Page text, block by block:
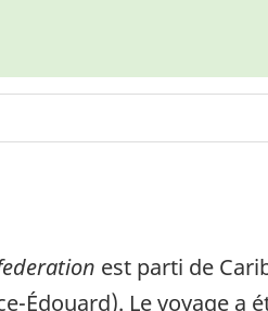
est parti de
Édouard). Le voyage a